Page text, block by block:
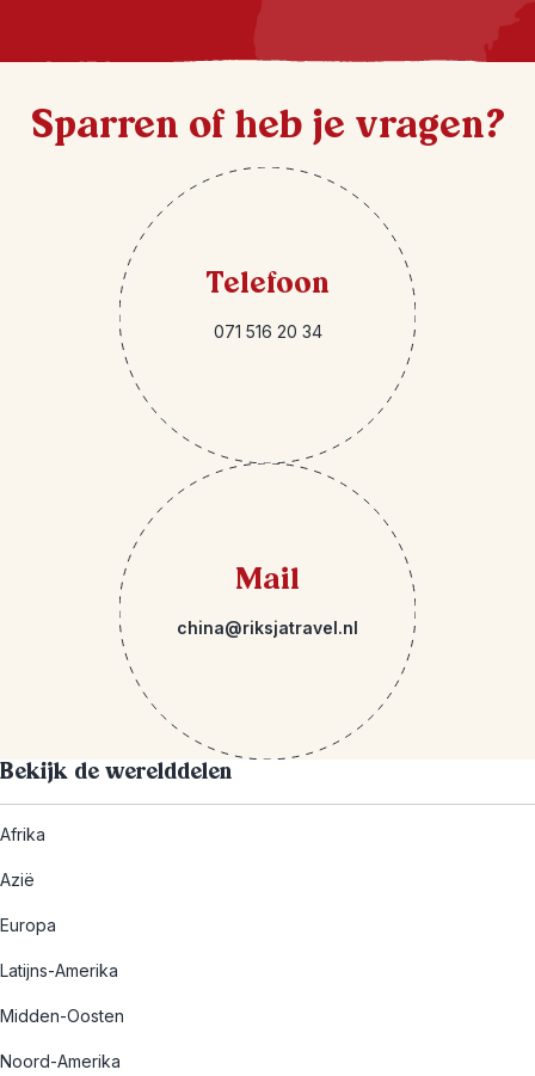
Sparren of heb je vragen?
Telefoon
071 516 20 34
Mail
china@riksjatravel.nl
Bekijk de werelddelen
Afrika
Azië
Europa
Latijns-Amerika
Midden-Oosten
Noord-Amerika